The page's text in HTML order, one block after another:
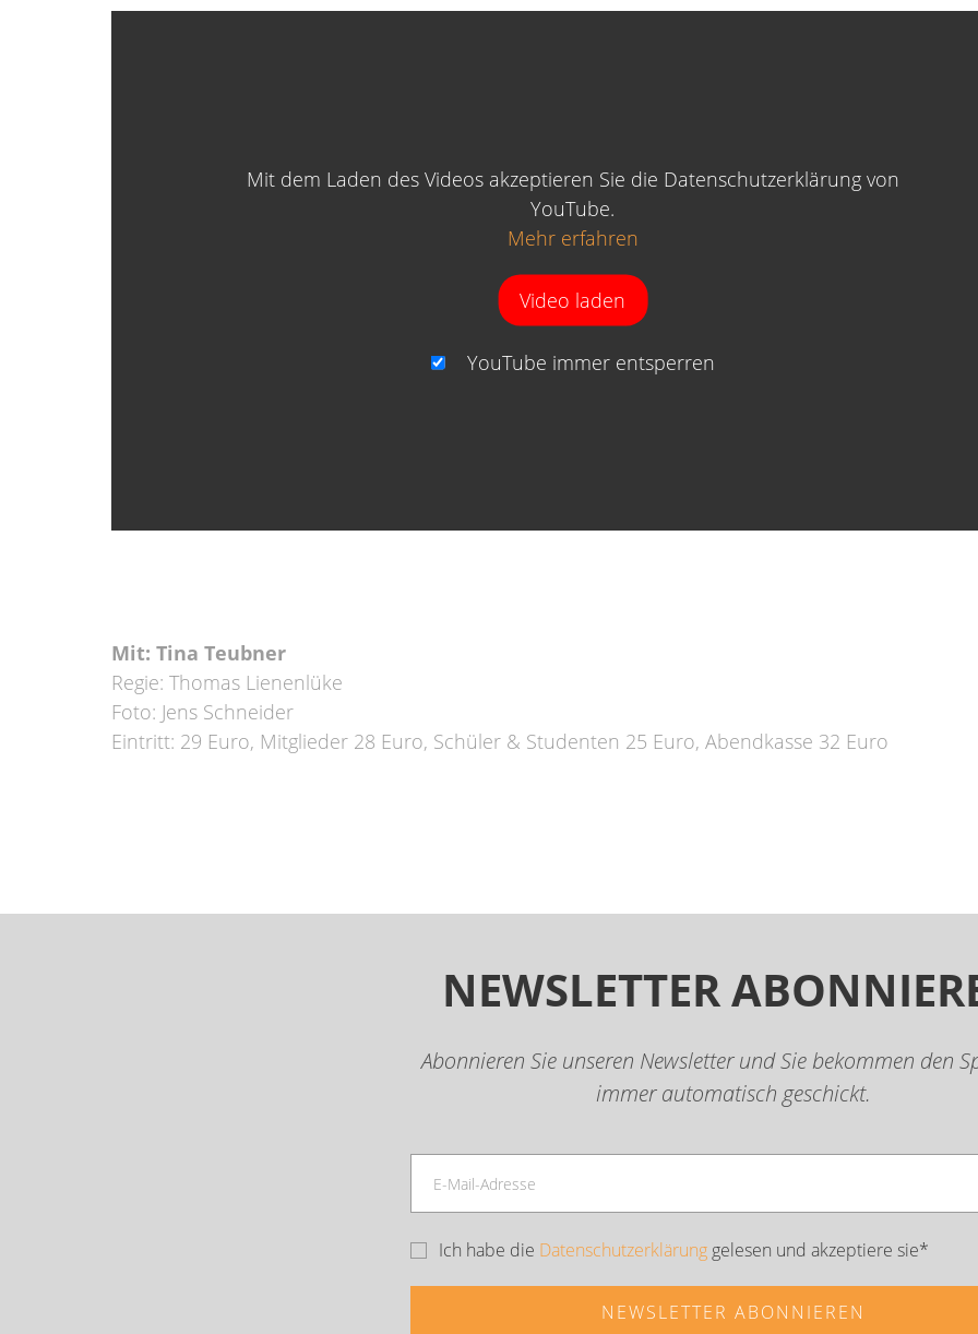
Mit dem Laden des Videos akzeptieren Sie die Datenschutzerklärung von
YouTube.
Mehr erfahren
Video laden
YouTube immer entsperren
Mit: Tina Teubner
Regie: Thomas Lienenlüke
Foto: Jens Schneider
Eintritt: 29 Euro, Mitglieder 28 Euro, Schüler & Studenten 25 Euro, Abendkasse 32 Euro
NEWSLETTER
Abonnieren Sie unseren Newsletter und Sie bekommen den
immer automatisch geschickt.
Ich habe die Datenschutzerklärunggelesen und akzeptiere sie*